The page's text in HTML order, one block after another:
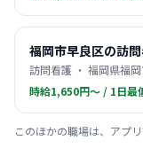
福岡市早良区の訪
訪問看護 ・ 福岡県福
時給1,650円〜 / 1日最
このほかの職場は、アプ